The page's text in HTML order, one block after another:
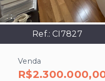
Ref.:CI7827
Venda